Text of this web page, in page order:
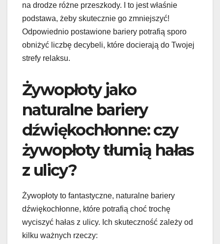
na drodze różne przeszkody. I to jest właśnie
podstawa, żeby skutecznie go zmniejszyć!
Odpowiednio postawione bariery potrafią sporo
obniżyć liczbę decybeli, które docierają do Twojej
strefy relaksu.
Żywopłoty jako
naturalne bariery
dźwiękochłonne: czy
żywopłoty tłumią hałas
z ulicy?
Żywopłoty to fantastyczne, naturalne bariery
dźwiękochłonne, które potrafią choć trochę
wyciszyć hałas z ulicy. Ich skuteczność zależy od
kilku ważnych rzeczy: